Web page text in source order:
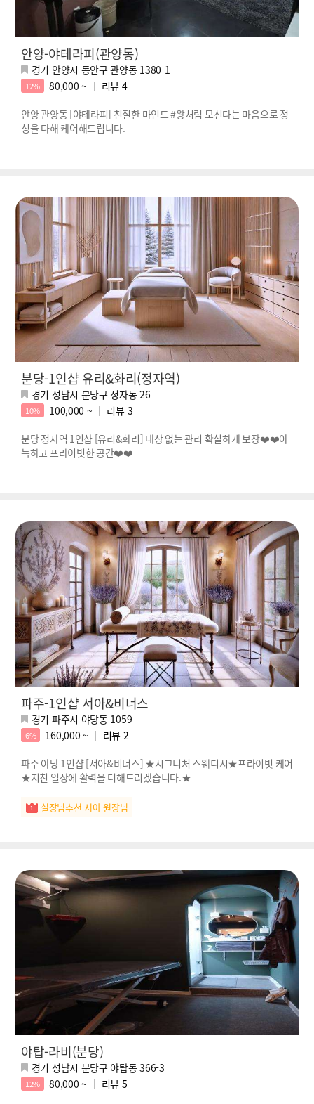
안양-야테라피(관양동)
경기 안양시 동안구 관양동 1380-1
12% 80,000 ~ 리뷰 4
안양 관양동 [야테라피] 친절한 마인드 #왕처럼 모신다는 마음으로 정
성을 다해 케어해드립니다.
분당-1인샵 유리&화리(정자역)
경기 성남시 분당구 정자동 26
10% 100,000 ~ 리뷰 3
분당 정자역 1인샵 [유리&화리] 내상 없는 관리 확실하게 보장❤️‍❤️‍아
늑하고 프라이빗한 공간❤️‍❤️‍
파주-1인샵 서아&비너스
경기 파주시 야당동 1059
6% 160,000 ~ 리뷰 2
파주 야당 1인샵 [서아&비너스] ★시그니처 스웨디시★프라이빗 케어
★지친 일상에 활력을 더해드리겠습니다.★
실장님추천 서아 원장님
야탑-라비(분당)
경기 성남시 분당구 야탑동 366-3
12% 80,000 ~ 리뷰 5